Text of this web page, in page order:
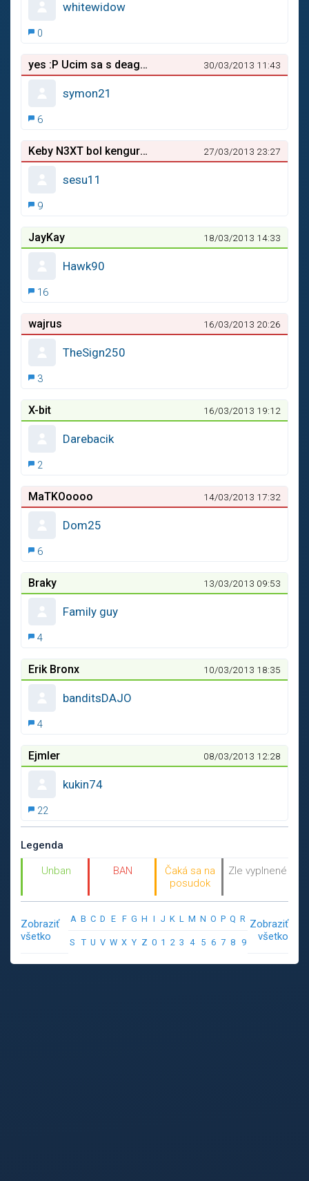
whitewidow
0
yes :P Ucim sa s deaglom 30/03/2013 11:43
symon21
6
Keby N3XT bol kengurou 27/03/2013 23:27
sesu11
9
JayKay 18/03/2013 14:33
Hawk90
16
wajrus 16/03/2013 20:26
TheSign250
3
X-bit 16/03/2013 19:12
Darebacik
2
MaTKOoooo 14/03/2013 17:32
Dom25
6
Braky 13/03/2013 09:53
Family guy
4
Erik Bronx 10/03/2013 18:35
banditsDAJO
4
Ejmler 08/03/2013 12:28
kukin74
22
Legenda
Unban BAN
Čaká sa na
posudok
Zle vyplnené
Zobraziť
všetko
A B C D E F G H I J K L M N O P Q R Zobraziť
všetko
S T U V W X Y Z 0 1 2 3 4 5 6 7 8 9